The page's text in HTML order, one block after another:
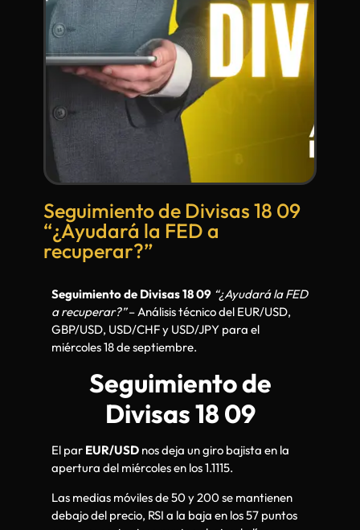
Seguimiento de Divisas 18 09
“¿Ayudará la FED a
recuperar?”
Seguimiento de Divisas 18 09 “¿Ayudará la FED
a recuperar?”– Análisis técnico del EUR/USD,
GBP/USD, USD/CHF y USD/JPY para el
miércoles 18 de septiembre.
Seguimiento de
Divisas 18 09
El par EUR/USD nos deja un giro bajista en la
apertura del miércoles en los 1.1115.
Las medias móviles de 50 y 200 se mantienen
debajo del precio, RSI a la baja en los 57 puntos